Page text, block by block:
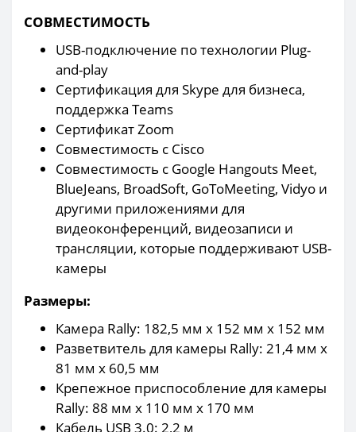
СОВМЕСТИМОСТЬ
USB-подключение по технологии Plug-
and-play
Сертификация для Skype для бизнеса,
поддержка Teams
Сертификат Zoom
Совместимость с Cisco
Совместимость с Google Hangouts Meet,
BlueJeans, BroadSoft, GoToMeeting, Vidyo и
другими приложениями для
видеоконференций, видеозаписи и
трансляции, которые поддерживают USB-
камеры
Размеры:
Камера Rally: 182,5 мм x 152 мм x 152 мм
Разветвитель для камеры Rally: 21,4 мм x
81 мм x 60,5 мм
Крепежное приспособление для камеры
Rally: 88 мм x 110 мм x 170 мм
Кабель USB 3.0: 2,2 м